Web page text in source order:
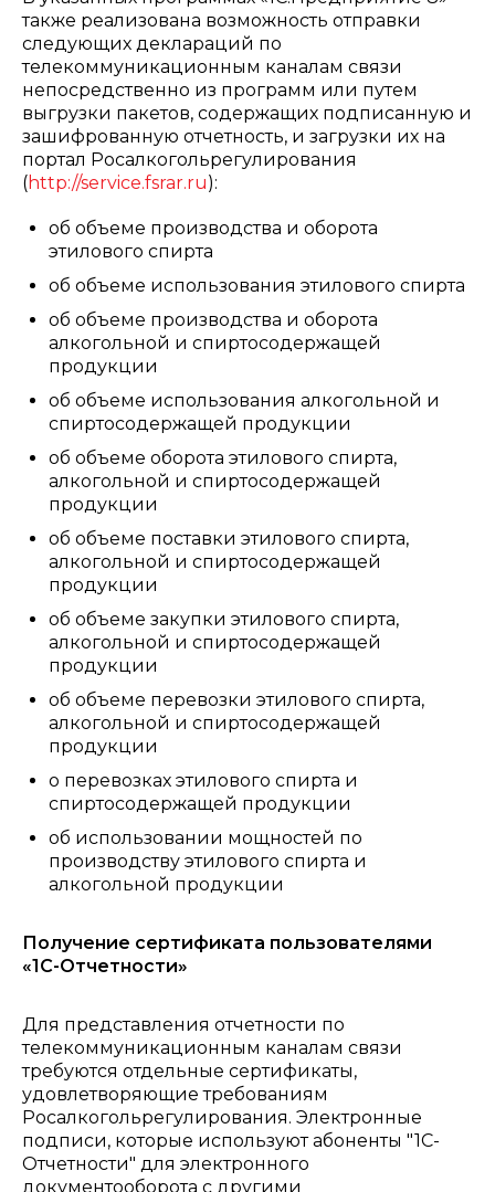
также реализована возможность отправки
следующих деклараций по
телекоммуникационным каналам связи
непосредственно из программ или путем
выгрузки пакетов, содержащих подписанную и
зашифрованную отчетность, и загрузки их на
портал Росалкогольрегулирования
(http://service.fsrar.ru):
об объеме производства и оборота
этилового спирта
об объеме использования этилового спирта
об объеме производства и оборота
алкогольной и спиртосодержащей
продукции
об объеме использования алкогольной и
спиртосодержащей продукции
об объеме оборота этилового спирта,
алкогольной и спиртосодержащей
продукции
об объеме поставки этилового спирта,
алкогольной и спиртосодержащей
продукции
об объеме закупки этилового спирта,
алкогольной и спиртосодержащей
продукции
об объеме перевозки этилового спирта,
алкогольной и спиртосодержащей
продукции
о перевозках этилового спирта и
спиртосодержащей продукции
об использовании мощностей по
производству этилового спирта и
алкогольной продукции
Получение сертификата пользователями
«1С-Отчетности»
Для представления отчетности по
телекоммуникационным каналам связи
требуются отдельные сертификаты,
удовлетворяющие требованиям
Росалкогольрегулирования. Электронные
подписи, которые используют абоненты "1С-
Отчетности" для электронного
документооборота с другими